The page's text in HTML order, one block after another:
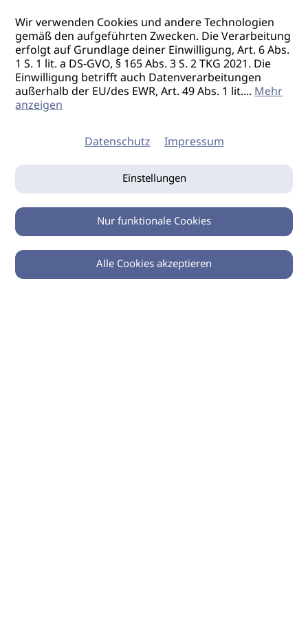
0
Wir verwenden Cookies und andere Technologien
gemäß den aufgeführten Zwecken. Die Verarbeitung
erfolgt auf Grundlage deiner Einwilligung, Art. 6 Abs.
1 S. 1 lit. a DS-GVO, § 165 Abs. 3 S. 2 TKG 2021. Die
Einwilligung betrifft auch Datenverarbeitungen
außerhalb der EU/des EWR, Art. 49 Abs. 1 lit....Mehr
anzeigen
Datenschutz Impressum
Einstellungen
Nur funktionale Cookies
Alle Cookies akzeptieren